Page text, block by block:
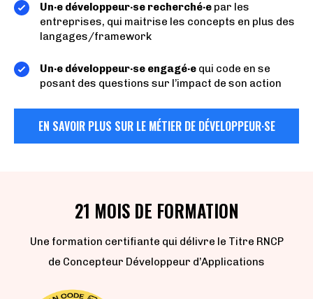
Un·e développeur·se recherché·e par les
entreprises, qui maitrise les concepts en plus des
langages/framework
Un·e développeur·se engagé·e qui code en se
posant des questions sur l’impact de son action
EN SAVOIR PLUS SUR LE MÉTIER DE DÉVELOPPEUR·SE
21 MOIS DE FORMATION
Une formation certifiante qui délivre le Titre RNCP
de Concepteur Développeur d’Applications